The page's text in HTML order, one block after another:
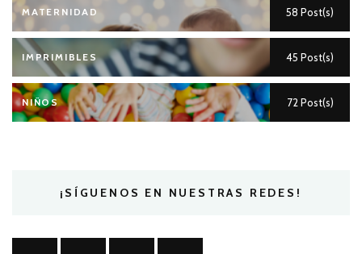
MATERNIDAD 58 Post(s)
IMPRIMIBLES 45 Post(s)
NIÑOS 72 Post(s)
¡SÍGUENOS EN NUESTRAS REDES!